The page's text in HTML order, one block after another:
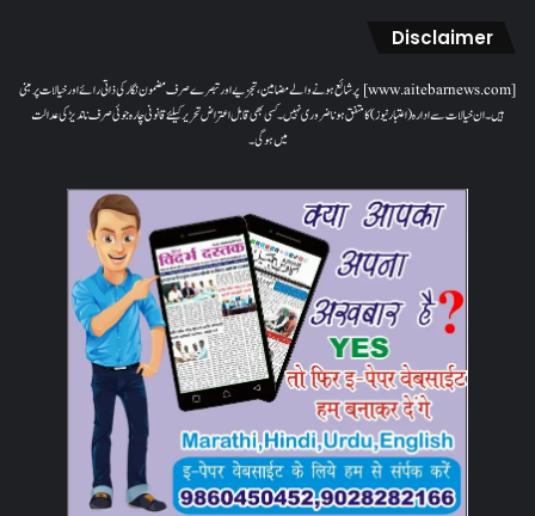
Disclaimer
[www.aitebarnews.com] پر شائع ہونے والے مضامین، تجزیے اور تبصرے صرف مضمون نگار کی ذاتی رائے اور خیالات پر مبنی
ہیں۔ ان خیالات سے ادارہ (اعتبار نیوز) کا متفق ہونا ضروری نہیں۔ کسی بھی قابل اعتراض تحریر کیلئے قانونی چارہ جوئی صرف ناندیڑ کی عدالت
میں ہوگی۔